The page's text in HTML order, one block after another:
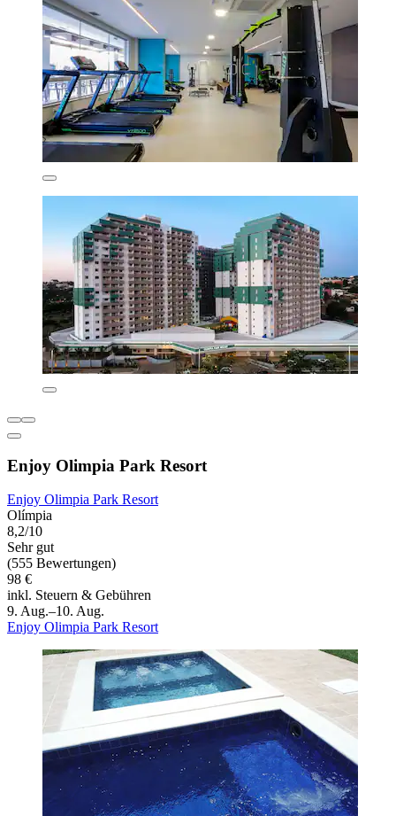
Enjoy Olimpia Park Resort
Enjoy Olimpia Park Resort
Olímpia
8,2/10
Sehr gut
(555 Bewertungen)
98 €
inkl. Steuern & Gebühren
9. Aug.–10. Aug.
Enjoy Olimpia Park Resort